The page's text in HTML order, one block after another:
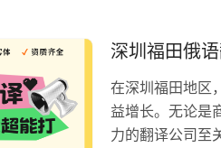
深圳福田俄
在深圳福田地区
益增长。无论是
力的翻译公司至